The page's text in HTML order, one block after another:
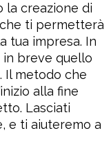
la creazione di
ti permetterà
tua impresa. In
breve quello
Il metodo che
alla fine
Lasciati
e ti aiuteremo a